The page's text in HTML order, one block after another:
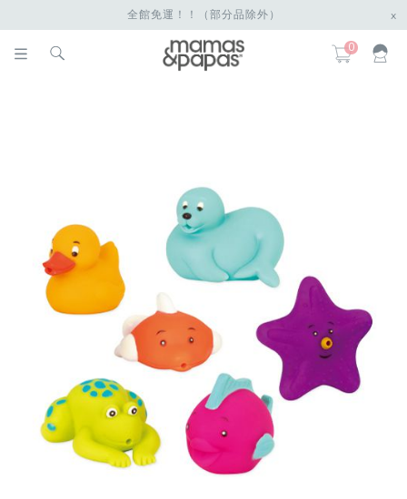
全館免運！！（部分品除外） x
0